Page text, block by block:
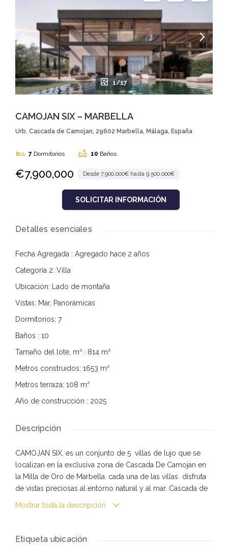
1/17
CAMOJAN SIX – MARBELLA
Urb. Cascada de Camojan, 29602 Marbella, Málaga, España
7 Dormitorios 10 Baños
€7,900,000 Desde 7.900.000€ hasta 9.500.000€
SOLICITAR INFORMACIÓN
Detalles esenciales
Fecha Agregada : Agregado hace 2 años
Categoría 2: Villa
Ubicación:
Lado de montaña
Vistas: Mar, Panorámicas
Dormitorios: 7
Baños : 10
Tamaño del lote, m² : 814 m²
Metros construidos: 1653 m²
Metros terraza: 108 m²
Año de construcción : 2025
Descripción
CAMOJAN SIX, es un conjunto de 5 villas de lujo que se
localizan en la exclusiva zona de Cascada De Camojan en
la Milla de Oro de Marbella. cada una de las villas disfruta
de vistas preciosas al entorno natural y al mar. Cascada de
de la zona de Marbella lo cual le ofrece a todos sus
proyecto: 3T 2025 Reserva: 50.000€ Contrato privado: 30%
Mostrar toda la descripción
Etiqueta ubicación